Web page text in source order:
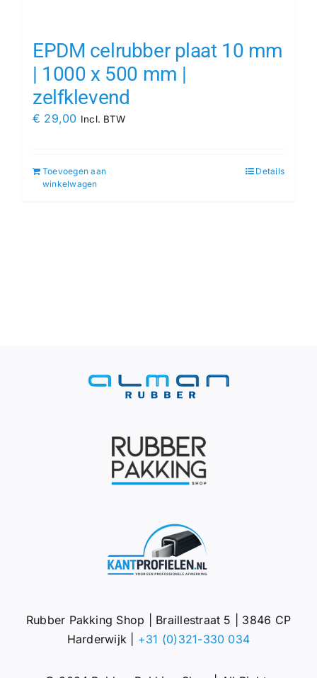
EPDM celrubber plaat 10 mm
| 1000 x 500 mm |
zelfklevend
€ 29,00 Incl. BTW
Toevoegen aan
winkelwagen
Details
Rubber Pakking Shop | Braillestraat 5 | 3846 CP
Harderwijk | +31 (0)321-330 034